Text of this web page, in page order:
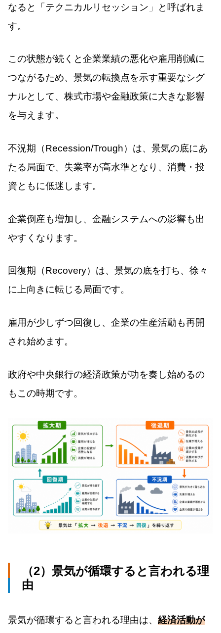
なると「テクニカルリセッション」と呼ばれま
す。
この状態が続くと企業業績の悪化や雇用削減に
つながるため、景気の転換点を示す重要なシグ
ナルとして、株式市場や金融政策に大きな影響
を与えます。
不況期（Recession/Trough）は、景気の底にあ
たる局面で、失業率が高水準となり、消費・投
資ともに低迷します。
企業倒産も増加し、金融システムへの影響も出
やすくなります。
回復期（Recovery）は、景気の底を打ち、徐々
に上向きに転じる局面です。
雇用が少しずつ回復し、企業の生産活動も再開
され始めます。
政府や中央銀行の経済政策が功を奏し始めるの
もこの時期です。
（2）景気が循環すると言われる理
由
景気が循環すると言われる理由は、 経済活動が